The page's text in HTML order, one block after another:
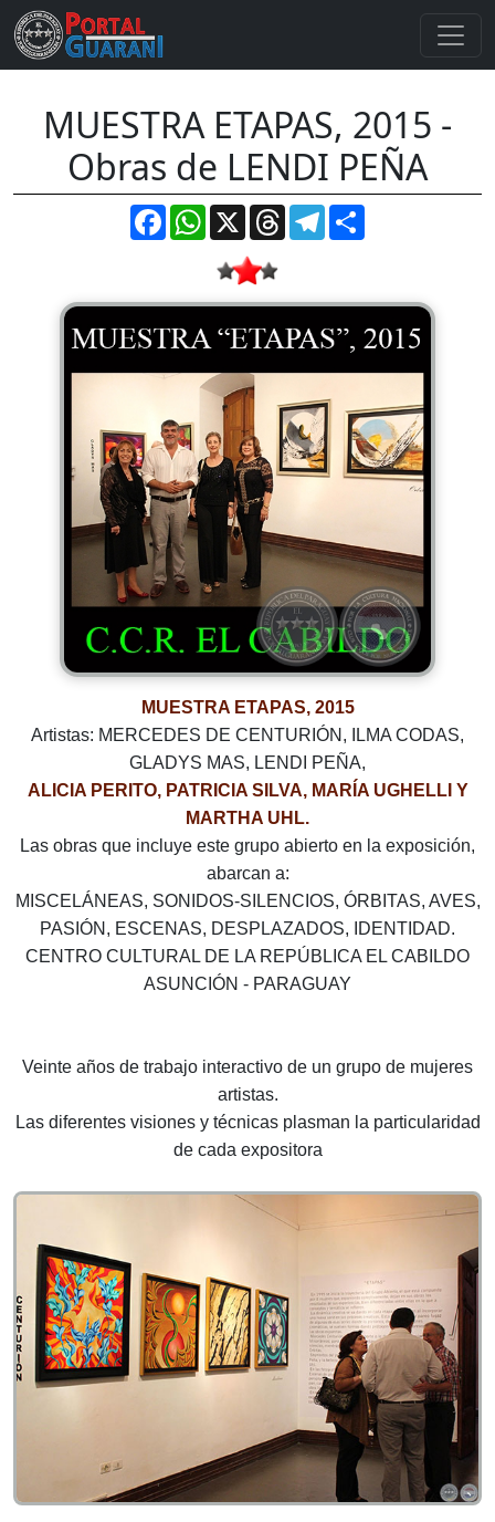
MUESTRA ETAPAS, 2015 -
Obras de LENDI PEÑA
FacebookWhatsApp
X ThreadsTelegram
MUESTRA ETAPAS, 2015
Artistas: MERCEDES DE CENTURIÓN, ILMA CODAS,
GLADYS MAS, LENDI PEÑA,
ALICIA PERITO, PATRICIA SILVA, MARÍA UGHELLI Y
MARTHA UHL.
Las obras que incluye este grupo abierto en la exposición,
abarcan a:
MISCELÁNEAS, SONIDOS-SILENCIOS, ÓRBITAS, AVES,
PASIÓN, ESCENAS, DESPLAZADOS, IDENTIDAD.
CENTRO CULTURAL DE LA REPÚBLICA EL CABILDO
ASUNCIÓN - PARAGUAY
Veinte años de trabajo interactivo de un grupo de mujeres
artistas.
Las diferentes visiones y técnicas plasman la particularidad
de cada expositora